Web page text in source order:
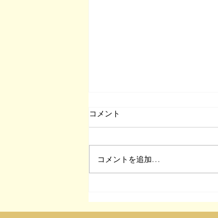
揚げ公演『サーカス』情報解
禁
コメント
コメントを追加…